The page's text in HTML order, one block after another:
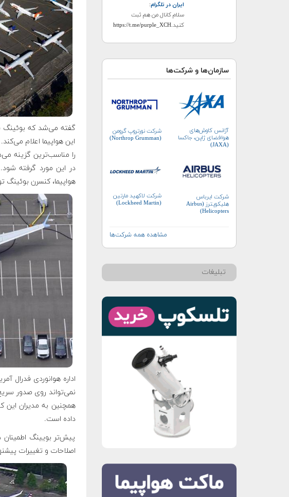
ایران در تلگرام:
سلام کانال من هم ثبت
کنید.https://t.me/purple_XCH
سازمان‌ها و شرکت‌ها
آژانس کاوش‌های
هوافضای ژاپن، جاکسا
(JAXA)
شرکت نورتروپ گرومن
(Northrop Grumman)
شرکت ایرباس
هلیکوپترز (Airbus
Helicopters)
شرکت لاکهید مارتین
(Lockheed Martin)
مشاهده همه شرکت‌ها
تبلیغات
گفته می‌شد که بوئینگ
این هواپیما اعلام
در این مورد گرفته
هواپیما، کنسرن بوئینگ تولید مکس ۷۳۷ را ۲۰
اداره هوانوردی فدرال
نمی‌تواند روی صدور سریع
همچنین به مدیران این
داده است.
پیش‌تر بویینگ اطمینان
اصلاحات و تغییرات پیشنهادی در